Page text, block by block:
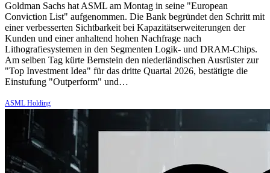
Goldman Sachs hat ASML am Montag in seine "European
Conviction List" aufgenommen. Die Bank begründet den Schritt mit
einer verbesserten Sichtbarkeit bei Kapazitätserweiterungen der
Kunden und einer anhaltend hohen Nachfrage nach
Lithografiesystemen in den Segmenten Logik- und DRAM-Chips.
Am selben Tag kürte Bernstein den niederländischen Ausrüster zur
"Top Investment Idea" für das dritte Quartal 2026, bestätigte die
Einstufung "Outperform" und…
ASML Holding